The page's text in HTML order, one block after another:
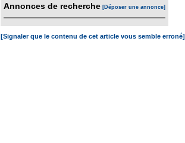
Annonces de recherche [Déposer une annonce]
[Signaler que le contenu de cet article vous semble erroné]